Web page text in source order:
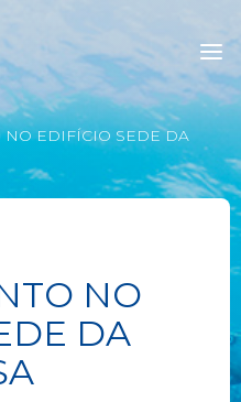
NO EDIFÍCIO SEDE DA
NO
DA